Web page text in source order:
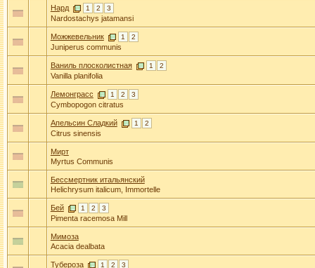
Нард 1 2 3
Nardostachys jatamansi
Можжевельник 1 2
Juniperus communis
Ваниль плосколистная 1 2
Vanilla planifolia
Лемонграсс 1 2 3
Cymbopogon citratus
Апельсин Сладкий 1 2
Citrus sinensis
Мирт
Myrtus Communis
Бессмертник итальянский
Helichrysum italicum, Immortelle
Бей 1 2 3
Pimenta racemosa Mill
Мимоза
Acacia dealbata
Тубероза 1 2 3